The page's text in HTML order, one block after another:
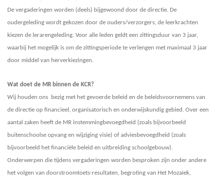
De vergaderingen worden (deels) bijgewoond door de directie. De
oudergeleding wordt gekozen door de ouders/verzorgers, de leerkrachten
kiezen de lerarengeleding. Voor alle leden geldt een zittingsduur van 3 jaar,
waarbij het mogelijk is om de zittingsperiode te verlengen met maximaal 3 jaar
door middel van herverkiezingen.
Wat doet de MR binnen de KCR?
Wij houden ons bezig met het gevoerde beleid en de beleidsvoornemens van
de directie op financieel, organisatorisch en onderwijskundig gebied. Over een
aantal zaken heeft de MR instemmingbevoegdheid (zoals bijvoorbeeld
buitenschoolse opvang en wijziging visie) of adviesbevoegdheid (zoals
bijvoorbeeld het financiële beleid en uitbreiding schoolgebouw).
Onderwerpen die tijdens vergaderingen worden besproken zijn onder andere
het volgen van doorstroomtoets-resultaten, begroting van Het Mozaïek,